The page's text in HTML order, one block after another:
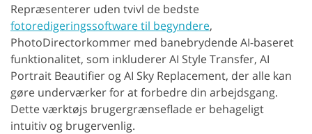
Repræsenterer uden tvivl de bedste
fotoredigeringssoftware til begyndere,
PhotoDirectorkommer med banebrydende AI-baseret
funktionalitet, som inkluderer AI Style Transfer, AI
Portrait Beautifier og AI Sky Replacement, der alle kan
gøre underværker for at forbedre din arbejdsgang.
Dette værktøjs brugergrænseflade er behageligt
intuitiv og brugervenlig.